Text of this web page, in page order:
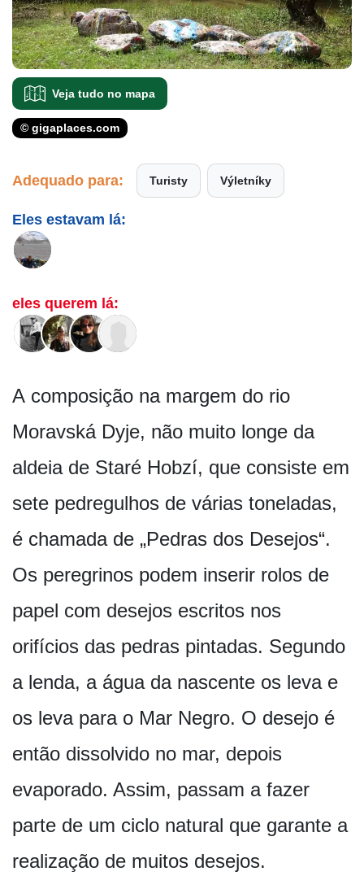
Veja tudo no mapa
© gigaplaces.com
Adequado para: Turisty Výletníky
Eles estavam lá:
eles querem lá:
A composição na margem do rio
Moravská Dyje, não muito longe da
aldeia de Staré Hobzí, que consiste em
sete pedregulhos de várias toneladas,
é chamada de „Pedras dos Desejos“.
Os peregrinos podem inserir rolos de
papel com desejos escritos nos
orifícios das pedras pintadas. Segundo
a lenda, a água da nascente os leva e
os leva para o Mar Negro. O desejo é
então dissolvido no mar, depois
evaporado. Assim, passam a fazer
parte de um ciclo natural que garante a
realização de muitos desejos.